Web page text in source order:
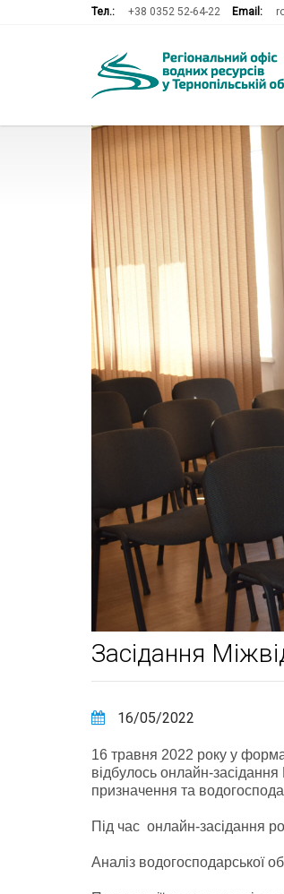
Тел.: +38 0352 52-64-22 Email:
Засідання
16/05/2022
16 травня 2022 року у
відбулось онлайн-
призначення та
Під час онлайн-засідання
Аналіз водогосподарської